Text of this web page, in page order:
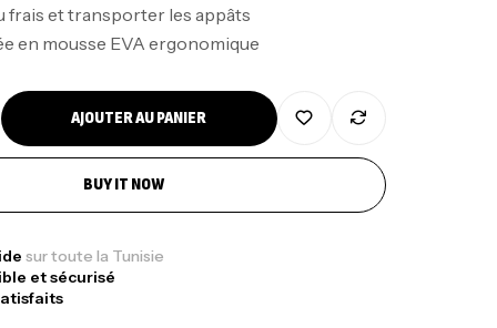
frais et transporter les appâts
en mousse EVA ergonomique
AJOUTER AU PANIER
BUY IT NOW
sur toute la Tunisie
et sécurisé
Massive Attack
30kg